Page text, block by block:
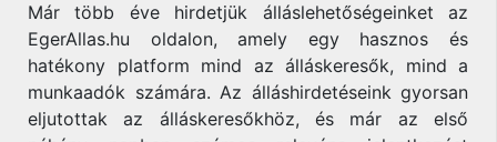
Már több éve hirdetjük álláslehetőségeinket az
EgerAllas.hu oldalon, amely egy hasznos és
hatékony platform mind az álláskeresők, mind a
munkaadók számára. Az álláshirdetéseink gyorsan
eljutottak az álláskeresőkhöz, és már az első